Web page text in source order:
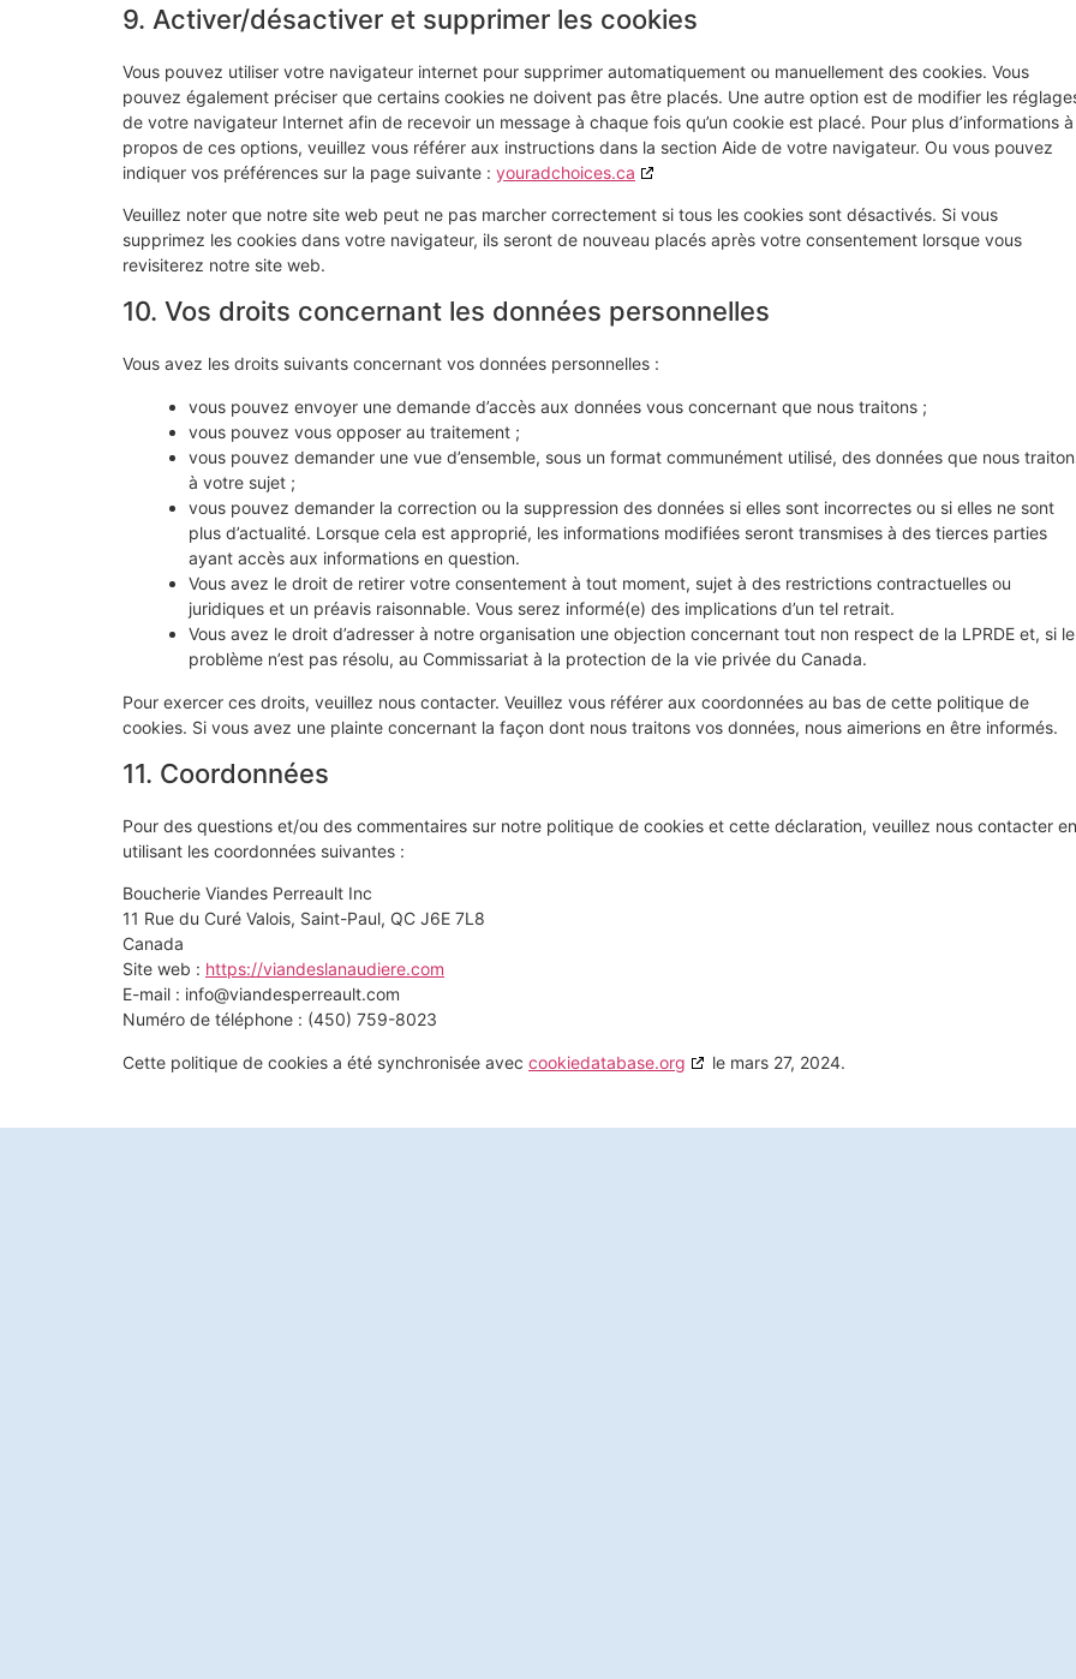
9. Activer/désactiver et supprimer les cookies
Vous pouvez utiliser votre navigateur internet pour supprimer automatiquement ou manuellement des cookies. Vous
pouvez également préciser que certains cookies ne doivent pas être placés. Une autre option est de modifier les
de votre navigateur Internet afin de recevoir un message à chaque fois qu’un cookie est placé. Pour plus d’informations à
propos de ces options, veuillez vous référer aux instructions dans la section Aide de votre navigateur. Ou vous pouvez
indiquer vos préférences sur la page suivante : youradchoices.ca
Veuillez noter que notre site web peut ne pas marcher correctement si tous les cookies sont désactivés. Si vous
supprimez les cookies dans votre navigateur, ils seront de nouveau placés après votre consentement lorsque vous
revisiterez notre site web.
10. Vos droits concernant les données personnelles
Vous avez les droits suivants concernant vos données personnelles :
vous pouvez envoyer une demande d’accès aux données vous concernant que nous traitons ;
vous pouvez vous opposer au traitement ;
vous pouvez demander une vue d’ensemble, sous un format communément utilisé, des données que nous
à votre sujet ;
vous pouvez demander la correction ou la suppression des données si elles sont incorrectes ou si elles ne sont
plus d’actualité. Lorsque cela est approprié, les informations modifiées seront transmises à des tierces parties
ayant accès aux informations en question.
Vous avez le droit de retirer votre consentement à tout moment, sujet à des restrictions contractuelles ou
juridiques et un préavis raisonnable. Vous serez informé(e) des implications d’un tel retrait.
Vous avez le droit d’adresser à notre organisation une objection concernant tout non respect de la LPRDE et, si le
problème n’est pas résolu, au Commissariat à la protection de la vie privée du Canada.
Pour exercer ces droits, veuillez nous contacter. Veuillez vous référer aux coordonnées au bas de cette politique de
cookies. Si vous avez une plainte concernant la façon dont nous traitons vos données, nous aimerions en être informés.
11. Coordonnées
Pour des questions et/ou des commentaires sur notre politique de cookies et cette déclaration, veuillez nous contacter en
utilisant les coordonnées suivantes :
Boucherie Viandes Perreault Inc
11 Rue du Curé Valois, Saint-Paul, QC J6E 7L8
Canada
Site web : https://viandeslanaudiere.com
E-mail : info@viandesperreault.com
Numéro de téléphone : (450) 759-8023
Cette politique de cookies a été synchronisée avec cookiedatabase.org le mars 27, 2024.